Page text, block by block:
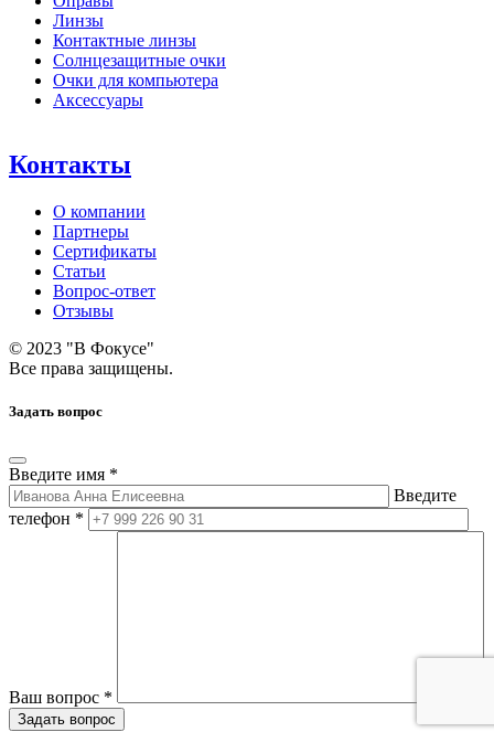
Линзы
Контактные линзы
Солнцезащитные очки
Очки для компьютера
Аксессуары
Контакты
О компании
Партнеры
Сертификаты
Статьи
Вопрос-ответ
Отзывы
© 2023 "В Фокусе"
Все права защищены.
Задать вопрос
Введите имя *
Введите
телефон *
Ваш вопрос *
Задать вопрос